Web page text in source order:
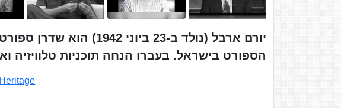
יורם ארבל (נולד ב-23
הספורט בישראל. בעברו הנחה תוכניות טלוויזיה